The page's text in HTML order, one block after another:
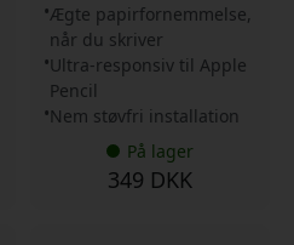
Ægte papirfornemmelse,
når du skriver
Ultra-responsiv til Apple
Pencil
Nem støvfri installation
På lager
349 DKK